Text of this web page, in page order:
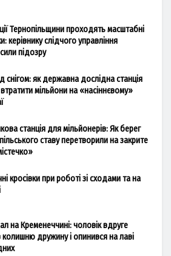
Тернопільщини проходять масштабні
керівнику слідчого управління
підозру
снігом: як державна дослідна станція
мільйони на «насіннєвому»
станція для мільйонерів: Як берег
ставу перетворили на закрите
кросівки при роботі зі сходами та на
на Кременеччині: чоловік вдруге
дружину і опинився на лаві